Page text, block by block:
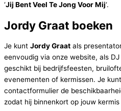
‘Jij Bent Veel Te Jong Voor Mij‘.
Jordy Graat boeken
Je kunt Jordy Graat als
eenvoudig via onze website, als
geschikt bij bedrijfsfeesten,
evenementen of kermissen. Je
contactformulier de
zodat hij binnenkort op jouw